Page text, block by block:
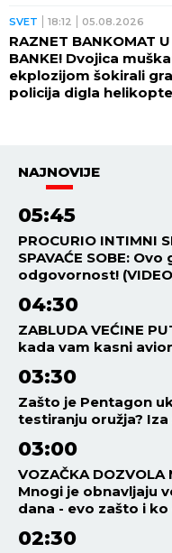
SVET 18:12 05.08.2026
RAZNET BANKOMAT
BANKE! Dvojica
ekplozijom šokirali
policija digla
NAJNOVIJE
05:45
PROCURIO INTIMNI
SPAVAĆE SOBE:
odgovornost!
04:30
ZABLUDA VEĆINE
kada vam kasni
03:30
Zašto je Pentagon
testiranju oružja?
03:00
VOZAČKA DOZVOLA
Mnogi je obnavljaju
dana - evo zašto i
02:30